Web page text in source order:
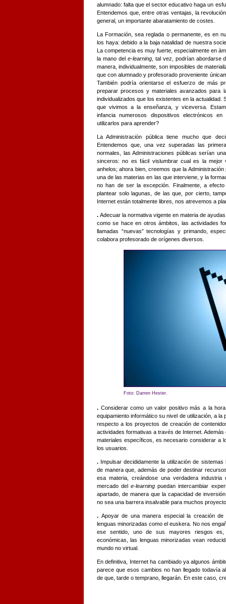
alumnado: falta que el sector educativo haga un
Entendemos que, entre otras ventajas, la
general, un importante abaratamiento de costes.
La Formación, sea reglada o permanente, es en
los haya: debido a la baja natalidad de nuestra
La competencia es muy fuerte, especialmente en
la mano del e-learning, tal vez, podrían abordarse
manera, individualmente, son imposibles de
que con alumnado y profesorado proveniente
También podría orientarse el esfuerzo de más
preparar procesos y materiales avanzados para
individualizados que los existentes en la actualidad.
que vivimos a la enseñanza, y viceversa.
infancia numerosos dispositivos electrónicos
utilizarlos para aprender?
La Administración pública tiene mucho que
Entendemos que, una vez superadas las
normales, las Administraciones públicas serían
sinceros: no es fácil vislumbrar cual es la
anhelos; ahora bien, creemos que la
una de las materias en las que interviene, y la
no han de ser la excepción. Finalmente, a
plantear solo lagunas, de las que, por cierto,
Internet están totalmente libres, nos atrevemos a
. Adecuar la normativa vigente en materia de
como se hace en otros ámbitos, las actividades
llamadas “nuevas” tecnologías y primando,
colabora profesorado de orígenes diversos.
Foto: Darren Hester.
. Considerar como un valor positivo más a la
equipamiento informático su nivel de utilización, a
respecto a los proyectos de creación de
actividades formativas a través de Internet.
materiales específicos, es necesario considerar a
los usuarios.
. Impulsar decididamente la utilización de
de manera que, además de poder destinar
esa materia, creándose una verdadera
mercado dele-learning puedan intercambiar
apartado, de manera que la capacidad de
no sea una barrera insalvable para muchos
. Apoyar de una manera especial la creación
lenguas minorizadas como el euskera. No nos
ese sentido, uno de sus mayores riesgos
económicas, las lenguas minorizadas vean
mundo no virtual.
En definitiva, Internet ha cambiado ya algunos
parece que esos cambios no han llegado todavía
de que, tarde o temprano, llegarán. En este caso,